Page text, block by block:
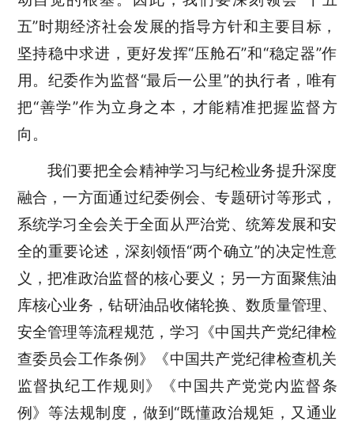
五”时期经济社会发展的指导方针和主要目标，
坚持稳中求进，更好发挥“压舱石”和“稳定器”作
用。纪委作为监督“最后一公里”的执行者，唯有
把“善学”作为立身之本，才能精准把握监督方
向。
我们要把全会精神学习与纪检业务提升深度
融合，一方面通过纪委例会、专题研讨等形式，
系统学习全会关于全面从严治党、统筹发展和安
全的重要论述，深刻领悟“两个确立”的决定性意
义，把准政治监督的核心要义；另一方面聚焦油
库核心业务，钻研油品收储轮换、数质量管理、
安全管理等流程规范，学习《中国共产党纪律检
查委员会工作条例》《中国共产党纪律检查机关
监督执纪工作规则》《中国共产党党内监督条
例》等法规制度，做到“既懂政治规矩，又通业